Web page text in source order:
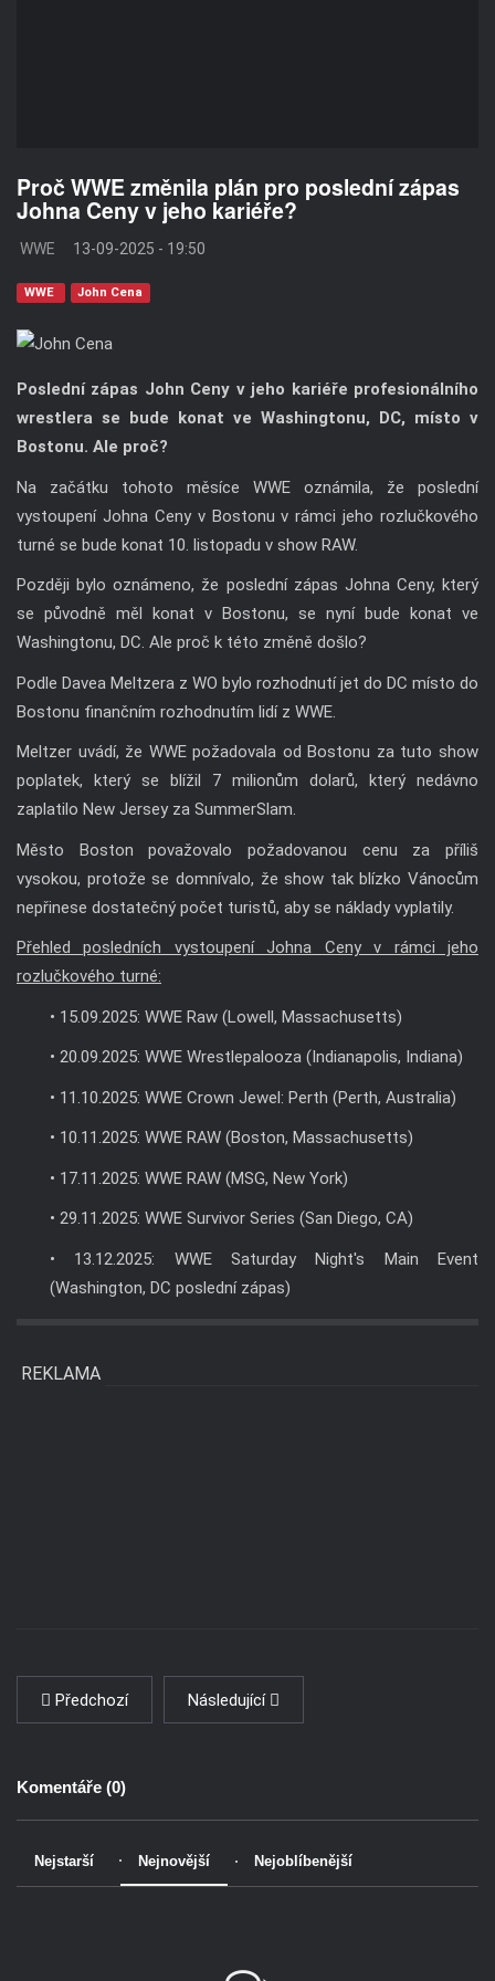
Proč WWE změnila plán pro poslední zápas
Johna Ceny v jeho kariéře?
WWE 13-09-2025 - 19:50
WWE John Cena
Poslední zápas John Ceny v jeho kariéře profesionálního
wrestlera se bude konat ve Washingtonu, DC, místo v
Bostonu. Ale proč?
Na začátku tohoto měsíce WWE oznámila, že poslední
vystoupení Johna Ceny v Bostonu v rámci jeho rozlučkového
turné se bude konat 10. listopadu v show RAW.
Později bylo oznámeno, že poslední zápas Johna Ceny, který
se původně měl konat v Bostonu, se nyní bude konat ve
Washingtonu, DC. Ale proč k této změně došlo?
Podle Davea Meltzera z WO bylo rozhodnutí jet do DC místo do
Bostonu finančním rozhodnutím lidí z WWE.
Meltzer uvádí, že WWE požadovala od Bostonu za tuto show
poplatek, který se blížil 7 milionům dolarů, který nedávno
zaplatilo New Jersey za SummerSlam.
Město Boston považovalo požadovanou cenu za příliš
vysokou, protože se domnívalo, že show tak blízko Vánocům
nepřinese dostatečný počet turistů, aby se náklady vyplatily.
Přehled posledních vystoupení Johna Ceny v rámci jeho
rozlučkového turné:
• 15.09.2025: WWE Raw (Lowell, Massachusetts)
• 20.09.2025: WWE Wrestlepalooza (Indianapolis, Indiana)
• 11.10.2025: WWE Crown Jewel: Perth (Perth, Australia)
• 10.11.2025: WWE RAW (Boston, Massachusetts)
• 17.11.2025: WWE RAW (MSG, New York)
• 29.11.2025: WWE Survivor Series (San Diego, CA)
• 13.12.2025: WWE Saturday Night's Main Event
(Washington, DC poslední zápas)
REKLAMA
Předchozí Následující
Komentáře (0)
Nejstarší Nejnovější Nejoblíbenější